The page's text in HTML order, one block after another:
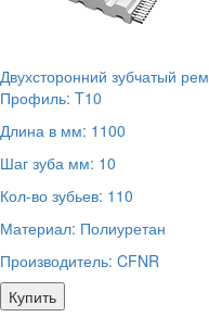
Двухсторонний зубчатый
Профиль: T10
Длина в мм: 1100
Шаг зуба мм: 10
Кол-во зубьев: 110
Материал: Полиуретан
Производитель: CFNR
Купить